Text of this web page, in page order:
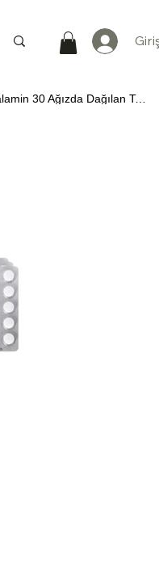
Osende 2m Odt Metilfolat & Metilkobalamin 30 Ağızda Dağılan Tablet